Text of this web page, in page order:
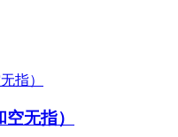
无指）